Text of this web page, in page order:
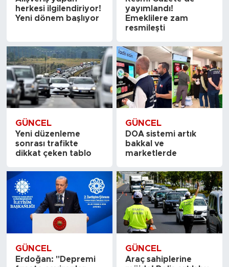
herkesi ilgilendiriyor!
Yeni dönem başlıyor
yayımlandı!
Emeklilere zam
resmileşti
GÜNCEL
Yeni düzenleme
sonrası trafikte
dikkat çeken tablo
GÜNCEL
DOA sistemi artık
bakkal ve
marketlerde
GÜNCEL
Erdoğan: "Depremi
GÜNCEL
Araç sahiplerine